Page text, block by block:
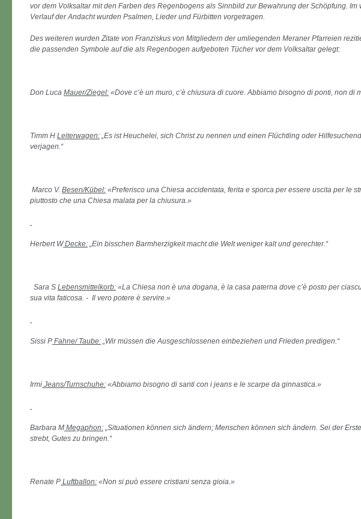
vor dem Volksaltar mit den Farben des Regenbogens als Sinnbild zur Bewahrung der Schöpfung. Im
Verlauf der Andacht wurden Psalmen, Lieder und Fürbitten vorgetragen.
Des weiteren wurden Zitate von Franziskus von Mitgliedern der umliegenden Meraner Pfarreien
die passenden Symbole auf die als Regenbogen aufgeboten Tücher vor dem Volksaltar gelegt:
Don Luca Mauer/Ziegel: «Dove c’è un muro, c’è chiusura di cuore. Abbiamo bisogno di ponti, non di
Timm H Leiterwagen: „Es ist Heuchelei, sich Christ zu nennen und einen Flüchtling oder
verjagen.“
Marco V. Besen/Kübel: «Preferisco una Chiesa accidentata, ferita e sporca per essere uscita per le
piuttosto che una Chiesa malata per la chiusura.»
Herbert WDecke: „Ein bisschen Barmherzigkeit macht die Welt weniger kalt und gerechter.“
Sara S Lebensmittelkorb: «La Chiesa non è una dogana, è la casa paterna dove c’è posto per
sua vita faticosa. - Il vero potere è servire.»
Sissi P Fahne/ Taube: „Wir müssen die Ausgeschlossenen einbeziehen und Frieden predigen.“
Irmi Jeans/Turnschuhe: «Abbiamo bisogno di santi con i jeans e le scarpe da ginnastica.»
Barbara M Megaphon: „Situationen können sich ändern; Menschen können sich ändern. Sei der
strebt, Gutes zu bringen.“
Renate P Luftballon: «Non si può essere cristiani senza gioia.»